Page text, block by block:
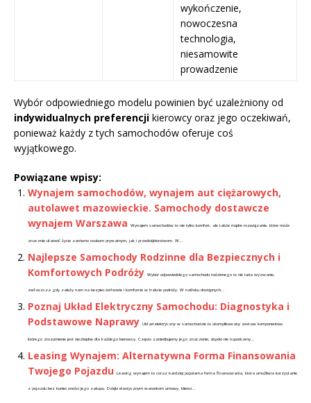
wykończenie,
nowoczesna
technologia,
niesamowite
prowadzenie
Wybór odpowiedniego modelu powinien być uzależniony od
indywidualnych preferencji kierowcy oraz jego oczekiwań,
ponieważ każdy z tych samochodów oferuje coś
wyjątkowego.
Powiązane wpisy:
Wynajem samochodów, wynajem aut ciężarowych,
autolawet mazowieckie. Samochody dostawcze
wynajem Warszawa
Wynajem samochodów to nie tylko komfort, ale także mądre rozwiązanie, które może
znacznie ułatwić życie zarówno osobom prywatnym, jak i przedsiębiorstwom. W...
Najlepsze Samochody Rodzinne dla Bezpiecznych i
Komfortowych Podróży Wybór odpowiedniego samochodu rodzinnego to nie lada wyzwanie,
zwłaszcza gdy zależy nam na bezpieczeństwie i komforcie w trakcie podróży. W natłoku dostępnych...
Poznaj Układ Elektryczny Samochodu: Diagnostyka i
Podstawowe Naprawy Układ elektryczny w samochodzie to skomplikowany zestaw komponentów,
którego zrozumienie jest niezbędne dla każdego kierowcy. Często zaniedbujemy jego znaczenie, dopóki nie napotkamy...
Leasing Wynajem: Alternatywna Forma Finansowania
Twojego Pojazdu
Leasing wynajem to coraz bardziej popularna forma finansowania, która umożliwia korzystanie
z pojazdu bez konieczności jego zakupu. Dzięki elastycznym warunkom umowy, klienci...